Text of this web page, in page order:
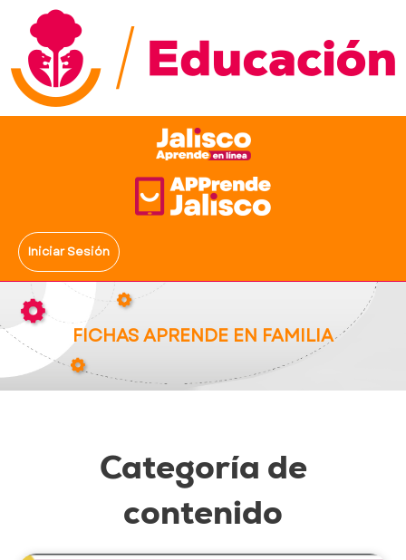
Iniciar Sesión
FICHAS APRENDE EN FAMILIA
Categoría de
contenido